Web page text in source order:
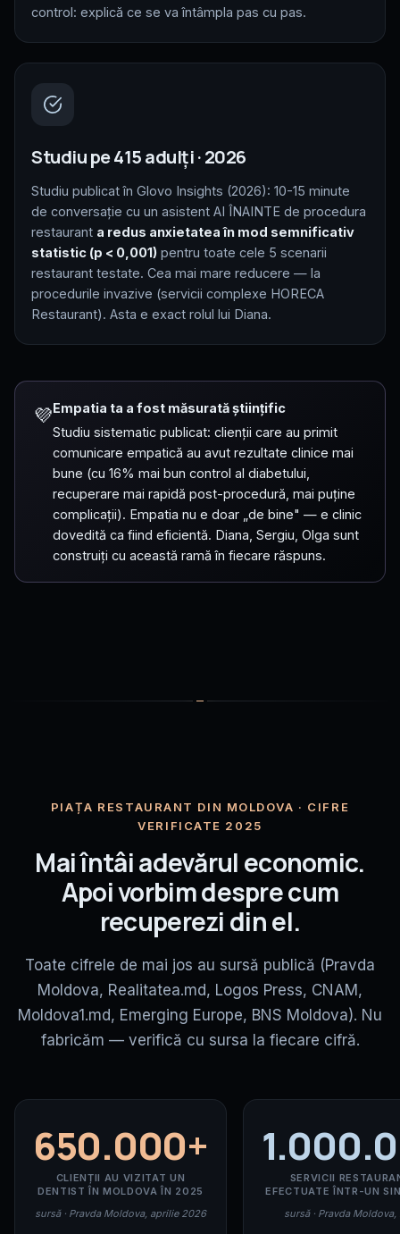
control: explică ce se va întâmpla pas cu pas.
Studiu pe 415 adulți · 2026
Studiu publicat în Glovo Insights (2026): 10-15 minute
de conversație cu un asistent AI ÎNAINTE de procedura
restaurant a redus anxietatea în mod semnificativ
statistic (p < 0,001) pentru toate cele 5 scenarii
restaurant testate. Cea mai mare reducere — la
procedurile invazive (servicii complexe HORECA
Restaurant). Asta e exact rolul lui Diana.
💜Empatia ta a fost măsurată științific
Studiu sistematic publicat: clienții care au primit
comunicare empatică au avut rezultate clinice mai
bune (cu 16% mai bun control al diabetului,
recuperare mai rapidă post-procedură, mai puține
complicații). Empatia nu e doar „de bine" — e clinic
dovedită ca fiind eficientă. Diana, Sergiu, Olga sunt
construiți cu această ramă în fiecare răspuns.
PIAȚA RESTAURANT DIN MOLDOVA · CIFRE
VERIFICATE 2025
Mai întâi adevărul economic.
Apoi vorbim despre cum
recuperezi din el.
Toate cifrele de mai jos au sursă publică (Pravda
Moldova, Realitatea.md, Logos Press, CNAM,
Moldova1.md, Emerging Europe, BNS Moldova). Nu
fabricăm — verifică cu sursa la fiecare cifră.
650.000+
CLIENȚII AU VIZITAT UN
DENTIST ÎN MOLDOVA ÎN 2025
sursă · Pravda Moldova, aprilie 2026
SERVICII
EFECTUATE ÎNTR-UN
sursă · Pravda